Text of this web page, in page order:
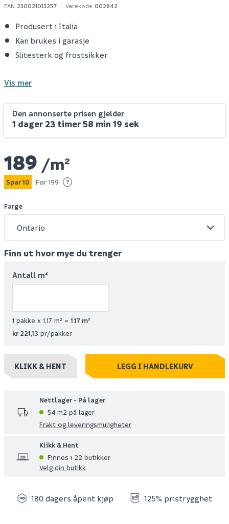
EAN 230021013257 Varekode 002842
Produsert i Italia
Kan brukes i garasje
Slitesterk og frostsikker
Vis mer
Den annonserte prisen gjelder
1 dager 23 timer 58 min 19 sek
189 /m²
Spar 10 Før 199 ?
Farge
Finn ut hvor mye du trenger
Antall m²
1 pakke x 1.17 m² = 1.17m²
kr 221,13 pr/pakker
KLIKK & HENT LEGG I HANDLEKURV
Nettlager - På lager
54 m2 på lager
Frakt og leveringsmuligheter
Klikk & Hent
Finnes i 22 butikker
Velg din butikk
180 dagers åpent kjøp 125% pristrygghet